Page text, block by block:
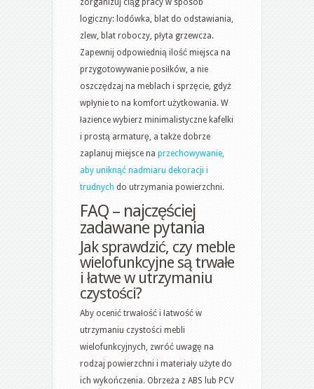
zorganizuj ciąg pracy w sposób
logiczny: lodówka, blat do odstawiania,
zlew, blat roboczy, płyta grzewcza.
Zapewnij odpowiednią ilość miejsca na
przygotowywanie posiłków, a nie
oszczędzaj na meblach i sprzęcie, gdyż
wpłynie to na komfort użytkowania. W
łazience wybierz minimalistyczne kafelki
i prostą armaturę, a także dobrze
zaplanuj miejsce na przechowywanie,
aby uniknąć nadmiaru dekoracji i
trudnych do utrzymania powierzchni.
FAQ – najczęściej
zadawane pytania
Jak sprawdzić, czy meble
wielofunkcyjne są trwałe
i łatwe w utrzymaniu
czystości?
Aby ocenić trwałość i łatwość w
utrzymaniu czystości mebli
wielofunkcyjnych, zwróć uwagę na
rodzaj powierzchni i materiały użyte do
ich wykończenia. Obrzeża z ABS lub PCV